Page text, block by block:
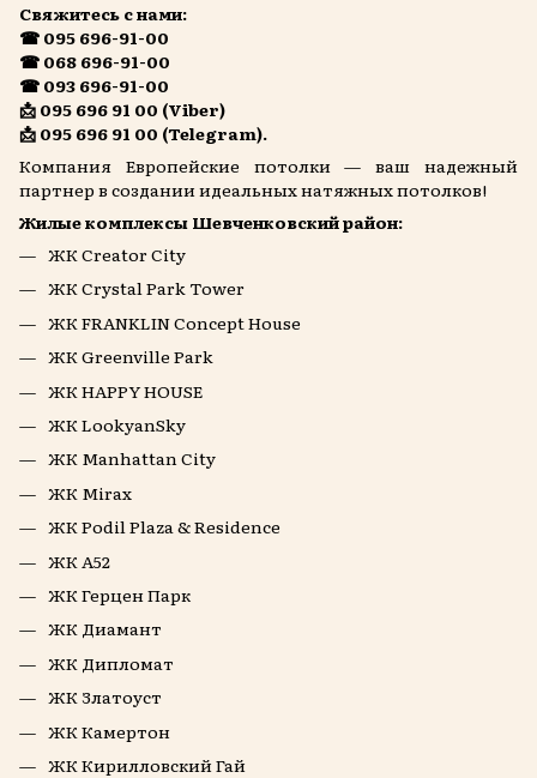
Свяжитесь с нами:
☎ 095 696-91-00
☎ 068 696-91-00
☎ 093 696-91-00
📩 095 696 91 00 (Viber)
📩 095 696 91 00 (Telegram).
Компания Европейские потолки — ваш надежный
партнер в создании идеальных натяжных потолков!
Жилые комплексы Шевченковский район:
ЖК Creator City
ЖК Crystal Park Tower
ЖК FRANKLIN Concept House
ЖК Greenville Park
ЖК HAPPY HOUSE
ЖК LookyanSky
ЖК Manhattan City
ЖК Mirax
ЖК Podil Plaza & Residence
ЖК А52
ЖК Герцен Парк
ЖК Диамант
ЖК Дипломат
ЖК Златоуст
ЖК Камертон
ЖК Кирилловский Гай